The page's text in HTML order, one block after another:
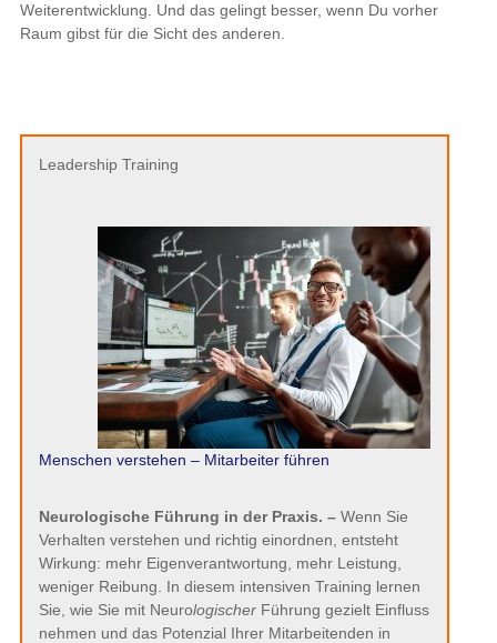
Weiterentwicklung. Und das gelingt besser, wenn Du vorher
Raum gibst für die Sicht des anderen.
Leadership Training
Menschen verstehen – Mitarbeiter führen
Neurologische Führung in der Praxis. – Wenn Sie
Verhalten verstehen und richtig einordnen, entsteht
Wirkung: mehr Eigenverantwortung, mehr Leistung,
weniger Reibung. In diesem intensiven Training lernen
Sie, wie Sie mit NeurologischerFührung gezielt Einfluss
nehmen und das Potenzial Ihrer Mitarbeitenden in